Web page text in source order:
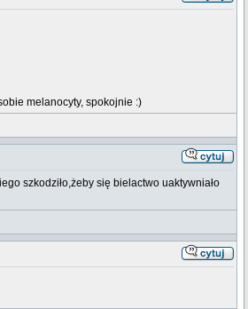
melanocyty, spokojnie :)
szkodziło,żeby się bielactwo uaktywniało